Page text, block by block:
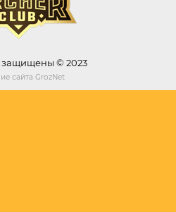
защищены © 2023
сайта GrozNet